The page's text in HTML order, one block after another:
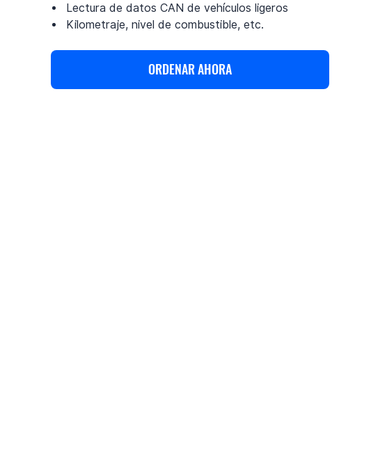
Lectura de datos CAN de vehículos ligeros
Kilometraje, nivel de combustible, etc.
ORDENAR AHORA